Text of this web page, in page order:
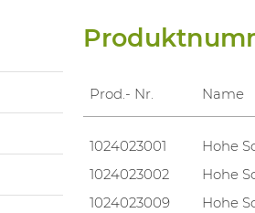
Prod.- Nr. Name
1024023001 Hohe
1024023002
Hohe
1024023009
Hohe